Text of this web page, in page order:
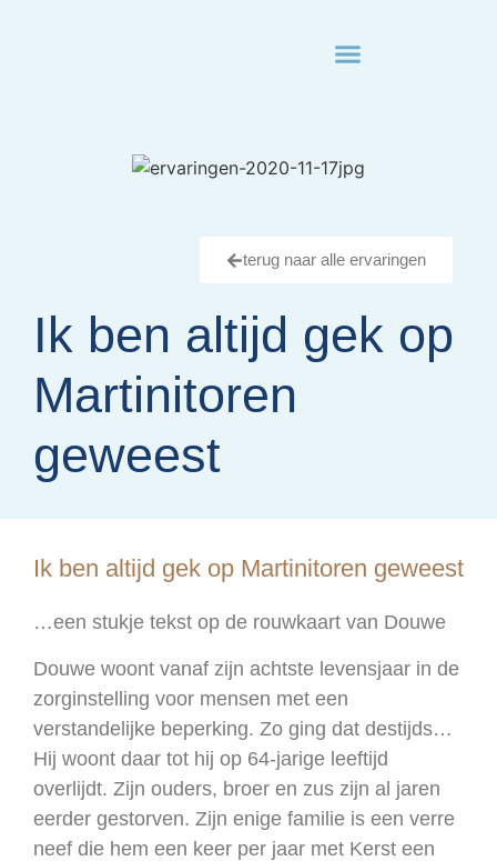
terug naar alle ervaringen
Ik ben altijd gek op
Martinitoren
geweest
Ik ben altijd gek op Martinitoren geweest
…een stukje tekst op de rouwkaart van Douwe
Douwe woont vanaf zijn achtste levensjaar in de
zorginstelling voor mensen met een
verstandelijke beperking. Zo ging dat destijds…
Hij woont daar tot hij op 64-jarige leeftijd
overlijdt. Zijn ouders, broer en zus zijn al jaren
eerder gestorven. Zijn enige familie is een verre
neef die hem een keer per jaar met Kerst een